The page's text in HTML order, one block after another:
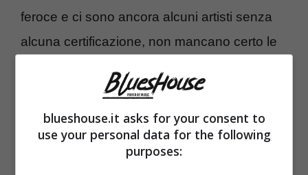
feroce e ci sono ancora alcuni artisti senza
alcuna certificazione, non mancano certo le
panorama musicale italiano.
Dunque il Festival di Sanremo rimane un
trampolino di lancio per molti artisti e una
blueshouse.it asks for your consent to
use your personal data for the following
purposes: